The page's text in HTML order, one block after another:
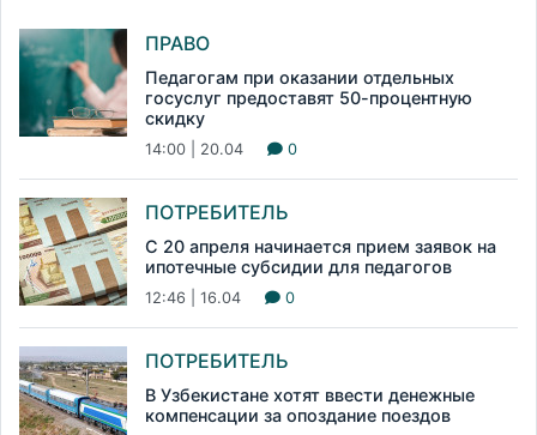
ПРАВО
Педагогам при оказании отдельных
госуслуг предоставят 50-процентную
скидку
14:00 | 20.04 0
ПОТРЕБИТЕЛЬ
С 20 апреля начинается прием заявок на
ипотечные субсидии для педагогов
12:46 | 16.04 0
ПОТРЕБИТЕЛЬ
В Узбекистане хотят ввести денежные
компенсации за опоздание поездов